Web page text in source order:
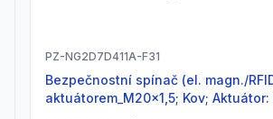
PZ-NG2D7D411A-F31
Bezpečnostní spínač (el. magn./RFID) s
aktuátorem_M20x1,5; Kov; Aktuátor: